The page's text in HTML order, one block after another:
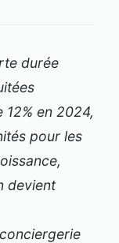
durée
en 2024,
pour les
devient